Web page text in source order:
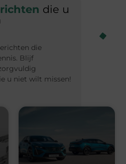
die u
die
Blijf
u niet wilt missen!